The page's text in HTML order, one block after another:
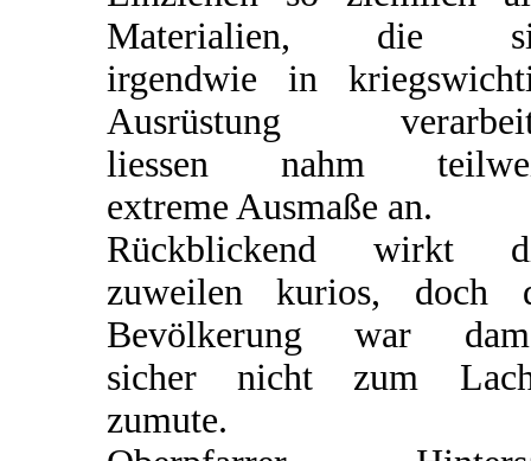
Materialien, die
irgendwie in
Ausrüstung
liessen nahm
extreme Ausmaße an.
Rückblickend wirkt
zuweilen kurios, doch
Bevölkerung war
sicher nicht zum
zumute.